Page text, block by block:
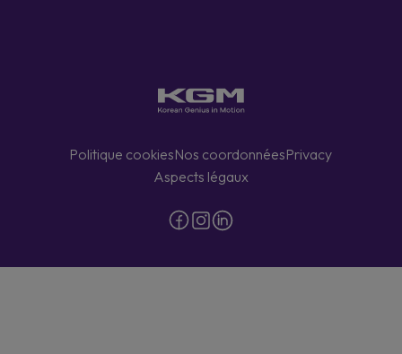
Politique cookiesNos coordonnéesPrivacy
Aspects légaux